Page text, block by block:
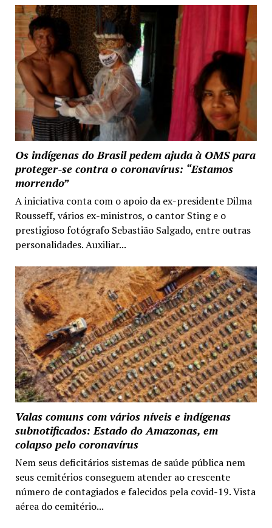
Os indígenas do Brasil pedem ajuda à OMS para
proteger-se contra o coronavírus: “Estamos
morrendo”
A iniciativa conta com o apoio da ex-presidente Dilma
Rousseff, vários ex-ministros, o cantor Sting e o
prestigioso fotógrafo Sebastião Salgado, entre outras
personalidades. Auxiliar...
Valas comuns com vários níveis e indígenas
subnotificados: Estado do Amazonas, em
colapso pelo coronavírus
Nem seus deficitários sistemas de saúde pública nem
seus cemitérios conseguem atender ao crescente
número de contagiados e falecidos pela covid-19. Vista
aérea do cemitério...